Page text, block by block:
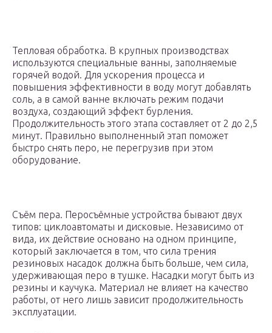
Тепловая обработка. В крупных производствах
используются специальные ванны, заполняемые
горячей водой. Для ускорения процесса и
повышения эффективности в воду могут добавлять
соль, а в самой ванне включать режим подачи
воздуха, создающий эффект бурления.
Продолжительность этого этапа составляет от 2 до 2,5
минут. Правильно выполненный этап поможет
быстро снять перо, не перегрузив при этом
оборудование.
Съём пера. Перосъёмные устройства бывают двух
типов: циклоавтоматы и дисковые. Независимо от
вида, их действие основано на одном принципе,
который заключается в том, что сила трения
резиновых насадок должна быть больше, чем сила,
удерживающая перо в тушке. Насадки могут быть из
резины и каучука. Материал не влияет на качество
работы, от него лишь зависит продолжительность
эксплуатации.